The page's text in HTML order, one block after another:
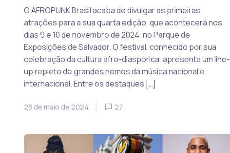
O AFROPUNK Brasil acaba de divulgar as primeiras
atrações para a sua quarta edição, que acontecerá nos
dias 9 e 10 de novembro de 2024, no Parque de
Exposições de Salvador. O festival, conhecido por sua
celebração da cultura afro-diaspórica, apresenta um line-
up repleto de grandes nomes da música nacional e
internacional. Entre os destaques […]
28 de maio de 2024 27